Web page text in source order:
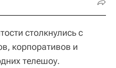
столкнулись с
корпоративов и
телешоу.